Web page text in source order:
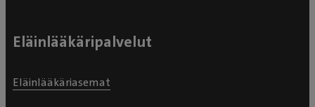
Eläinlääkäripalvelut
Eläinlääkäriasemat